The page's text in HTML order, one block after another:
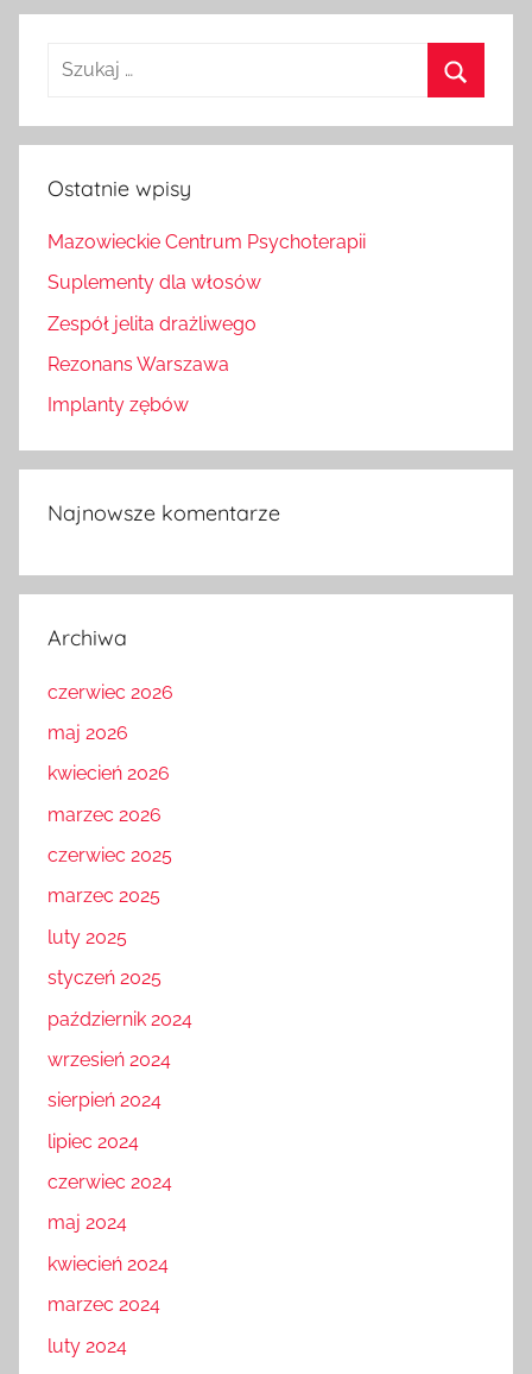
Szukaj
Ostatnie wpisy
Mazowieckie Centrum Psychoterapii
Suplementy dla włosów
Zespół jelita drażliwego
Rezonans Warszawa
Implanty zębów
Najnowsze komentarze
Archiwa
czerwiec 2026
maj 2026
kwiecień 2026
marzec 2026
czerwiec 2025
marzec 2025
luty 2025
styczeń 2025
październik 2024
wrzesień 2024
sierpień 2024
lipiec 2024
czerwiec 2024
maj 2024
kwiecień 2024
marzec 2024
luty 2024